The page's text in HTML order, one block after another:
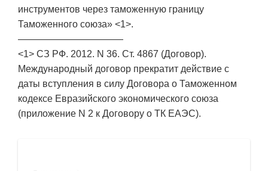
инструментов через таможенную границу
Таможенного союза» <1>.
———————————
<1> СЗ РФ. 2012. N 36. Ст. 4867 (Договор).
Международный договор прекратит действие с
даты вступления в силу Договора о Таможенном
кодексе Евразийского экономического союза
(приложение N 2 к Договору о ТК ЕАЭС).